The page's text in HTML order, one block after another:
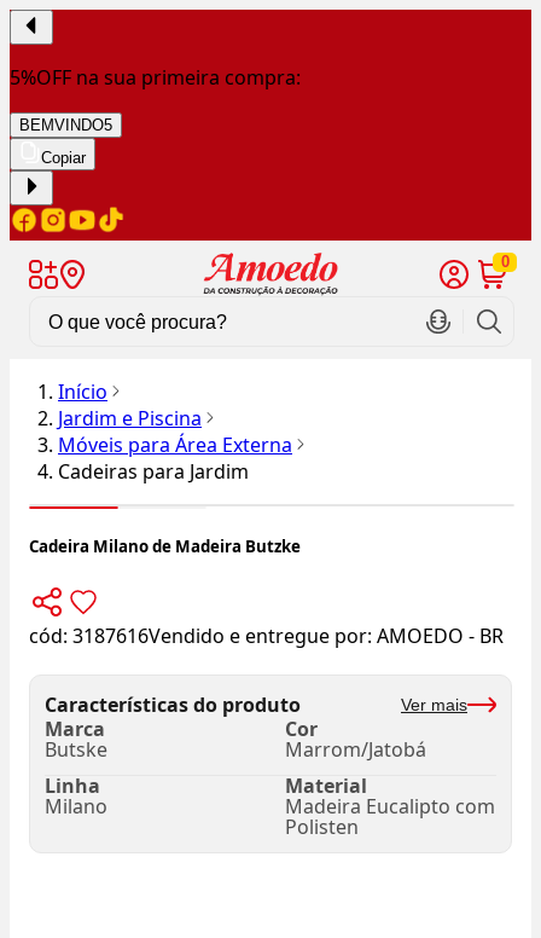
5%OFF na sua primeira compra:
BEMVINDO5
Copiar
0
Início
Jardim e Piscina
Móveis para Área Externa
Cadeiras para Jardim
Cadeira Milano de Madeira Butzke
cód: 3187616Vendido e entregue por: AMOEDO - BR
Características do produto Ver mais
Marca
Butske
Cor
Marrom/Jatobá
Linha
Milano
Material
Madeira Eucalipto com
Polisten